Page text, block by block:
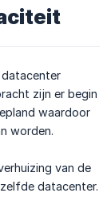
datacenter
zijn er begin
waardoor
worden.
van de
datacenter.